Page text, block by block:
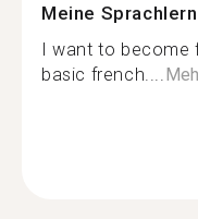
Meine
I want to become
basic french....